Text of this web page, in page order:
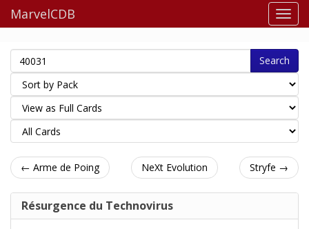
MarvelCDB
Search
← Arme de Poing NeXt Evolution Stryfe →
Résurgence du Technovirus